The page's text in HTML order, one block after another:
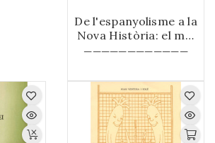
Lluís Ferran Toledano
449-456
De l'espanyolisme a la
Nova Història: el mal
de la pseudohistòria
Cristian Palomo
Reina, Vicent Baydal
Sala
457-460
————————————